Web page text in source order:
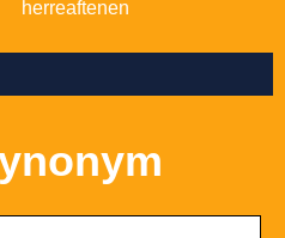
herreaftenen